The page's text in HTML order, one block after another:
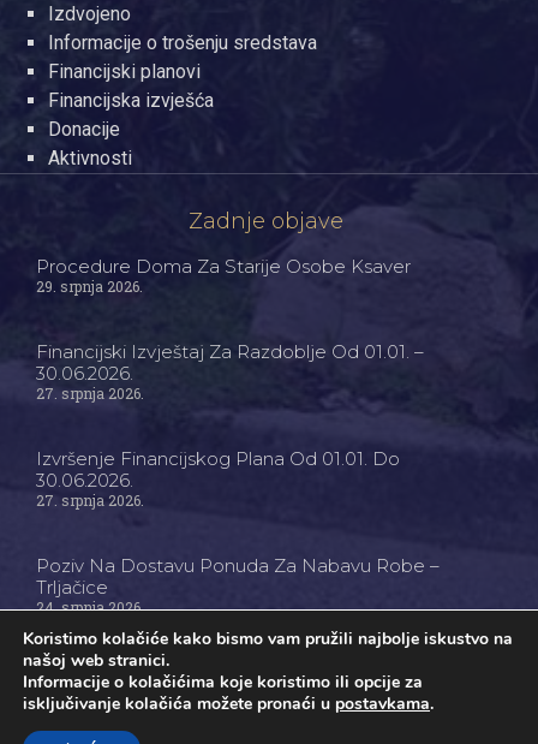
Izdvojeno
Informacije o trošenju sredstava
Financijski planovi
Financijska izvješća
Donacije
Aktivnosti
Zadnje objave
Procedure Doma Za Starije Osobe Ksaver
29. srpnja 2026.
Financijski Izvještaj Za Razdoblje Od 01.01. –
30.06.2026.
27. srpnja 2026.
Izvršenje Financijskog Plana Od 01.01. Do
30.06.2026.
27. srpnja 2026.
Poziv Na Dostavu Ponuda Za Nabavu Robe –
Trljačice
24. srpnja 2026.
Ⓒ Dom Za Starije Osobe Ksaver - Sva Prava Pridržana
Koristimo kolačiće kako bismo vam pružili najbolje iskustvo na
našoj web stranici.
Informacije o kolačićima koje koristimo ili opcije za
isključivanje kolačića možete pronaći u postavkama.